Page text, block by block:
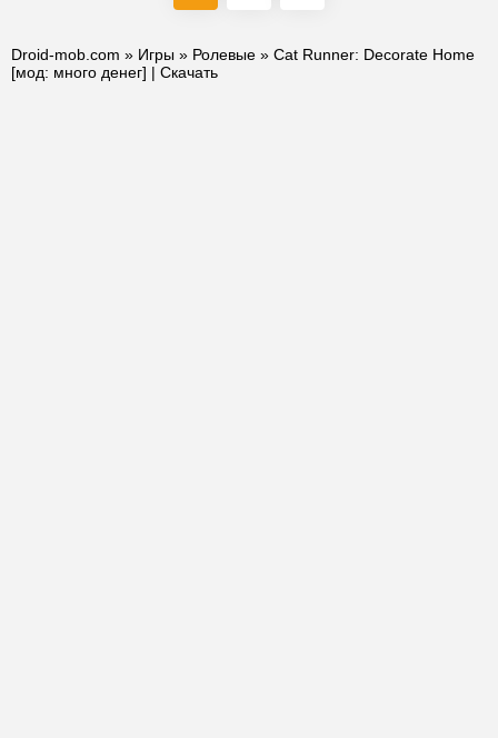
Droid-mob.com » Игры » Ролевые » Cat Runner: Decorate Home
[мод: много денег] | Скачать